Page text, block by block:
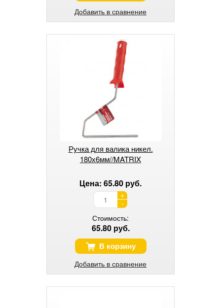
Добавить в сравнение
Ручка для валика никел.
180х6мм//MATRIX
Цена: 65.80 руб.
+
-
Стоимость:
65.80 руб.
В корзину
Добавить в сравнение